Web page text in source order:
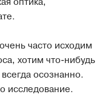
часто исходим
хотим что-нибудь
осознанно.
исследование.